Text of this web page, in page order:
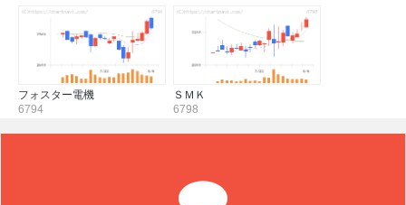
フォスター電機
6794
ＳＭＫ
6798